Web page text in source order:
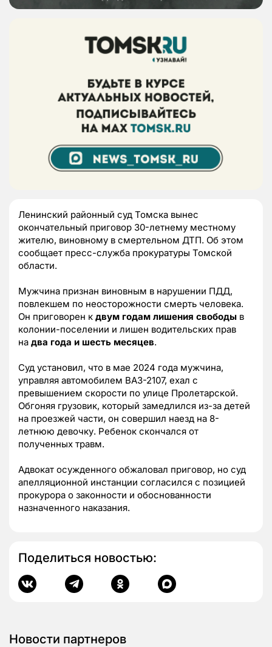
Ленинский районный суд Томска вынес
окончательный приговор 30-летнему местному
жителю, виновному в смертельном ДТП. Об этом
сообщает пресс-служба прокуратуры Томской
области.
Мужчина признан виновным в нарушении ПДД,
повлекшем по неосторожности смерть человека.
Он приговорен к двум годам лишения свободы в
колонии-поселении и лишен водительских прав
на два года и шесть месяцев.
Суд установил, что в мае 2024 года мужчина,
управляя автомобилем ВАЗ-2107, ехал с
превышением скорости по улице Пролетарской.
Обгоняя грузовик, который замедлился из-за детей
на проезжей части, он совершил наезд на 8-
летнюю девочку. Ребенок скончался от
полученных травм.
Адвокат осужденного обжаловал приговор, но суд
апелляционной инстанции согласился с позицией
прокурора о законности и обоснованности
назначенного наказания.
Поделиться новостью:
Новости партнеров